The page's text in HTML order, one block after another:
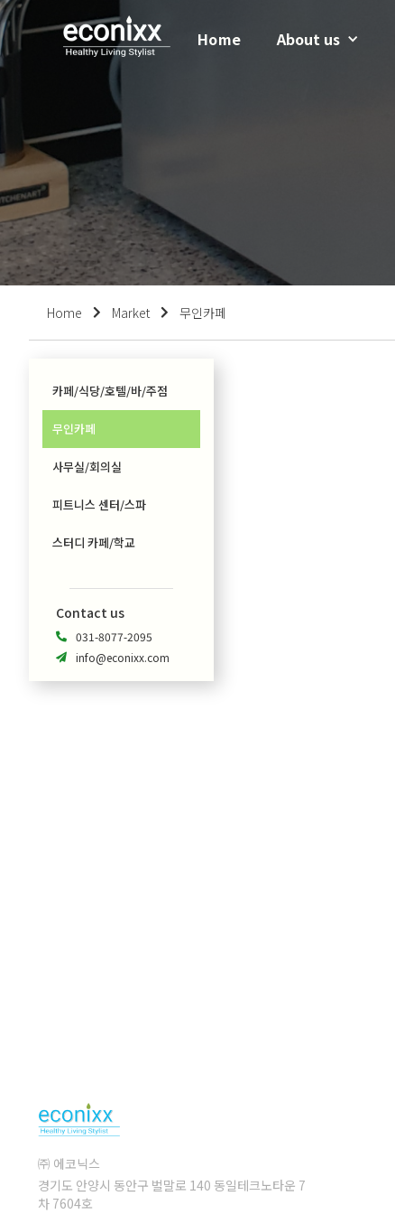
Home About us
Home  Market  무인카페
카페/식당/호텔/바/주점
무인카페
사무실/회의실
피트니스 센터/스파
스터디 카페/학교
Contact us
 031-8077-2095
 info@econixx.com
㈜ 에코닉스
경기도 안양시 동안구 벌말로 140 동일테크노타운 7
차 7604호